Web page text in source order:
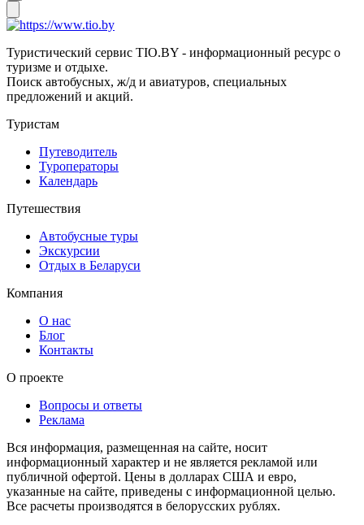
Туристический сервис TIO.BY - информационный ресурс о
туризме и отдыхе.
Поиск автобусных, ж/д и авиатуров, специальных
предложений и акций.
Туристам
Путеводитель
Туроператоры
Календарь
Путешествия
Автобусные туры
Экскурсии
Отдых в Беларуси
Компания
О нас
Блог
Контакты
О проекте
Вопросы и ответы
Реклама
Вся информация, размещенная на сайте, носит
информационный характер и не является рекламой или
публичной офертой. Цены в долларах США и евро,
указанные на сайте, приведены с информационной целью.
Все расчеты производятся в белорусских рублях.